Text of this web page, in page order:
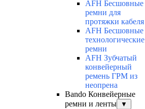
AFH Бесшовные
ремни для
протяжки кабеля
AFH Бесшовные
технологические
ремни
AFH Зубчатый
конвейерный
ремень ГРМ из
неопрена
Bando Конвейерные
ремни и ленты
▼